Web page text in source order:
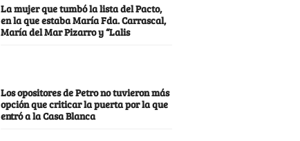
La mujer que tumbó la lista del Pacto,
en la que estaba María Fda. Carrascal,
María del Mar Pizarro y “Lalis
Los opositores de Petro no tuvieron más
opción que criticar la puerta por la que
entró a la Casa Blanca